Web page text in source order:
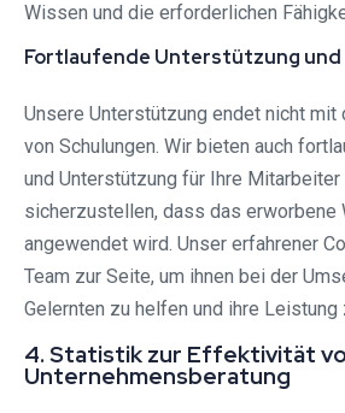
Wissen und die erforderlichen
Fortlaufende Unterstützung und
Unsere Unterstützung endet nicht mit
von Schulungen. Wir bieten auch
und Unterstützung für Ihre Mitarbeiter
sicherzustellen, dass das erworbene
angewendet wird. Unser erfahrener
Team zur Seite, um ihnen bei der
Gelernten zu helfen und ihre Leistung
4. Statistik zur Effektivität
Unternehmensberatung